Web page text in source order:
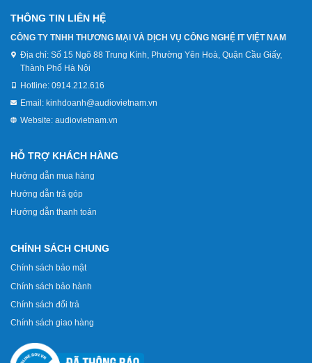
THÔNG TIN LIÊN HỆ
CÔNG TY TNHH THƯƠNG MẠI VÀ DỊCH VỤ CÔNG NGHỆ IT VIỆT NAM
Địa chỉ: Số 15 Ngõ 88 Trung Kính, Phường Yên Hoà, Quận Cầu Giấy,
Thành Phố Hà Nội
Hotline: 0914.212.616
Email: kinhdoanh@audiovietnam.vn
Website: audiovietnam.vn
HỖ TRỢ KHÁCH HÀNG
Hướng dẫn mua hàng
Hướng dẫn trả góp
Hướng dẫn thanh toán
CHÍNH SÁCH CHUNG
Chính sách bảo mật
Chính sách bảo hành
Chính sách đổi trả
Chính sách giao hàng